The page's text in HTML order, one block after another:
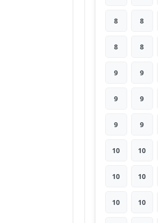
8 8
8 8
9 9
9 9
9 9
10 10
10 10
10 10